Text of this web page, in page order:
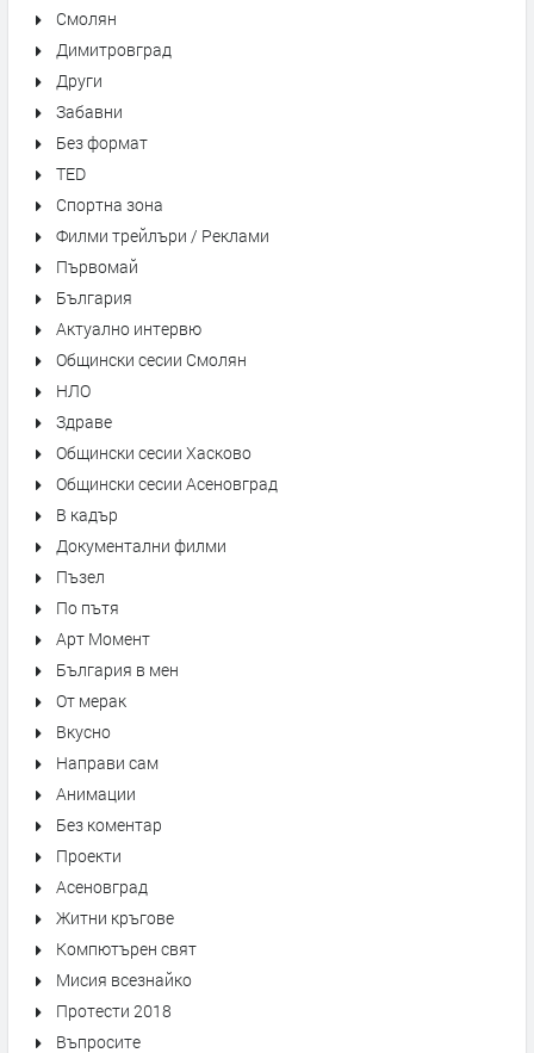
Смолян
Димитровград
Други
Забавни
Без формат
TED
Спортна зона
Филми трейлъри / Реклами
Първомай
България
Актуално интервю
Общински сесии Смолян
НЛО
Здраве
Общински сесии Хасково
Общински сесии Асеновград
В кадър
Документални филми
Пъзел
По пътя
Арт Момент
България в мен
От мерак
Вкусно
Направи сам
Анимации
Без коментар
Проекти
Асеновград
Житни кръгове
Компютърен свят
Мисия всезнайко
Протести 2018
Въпросите